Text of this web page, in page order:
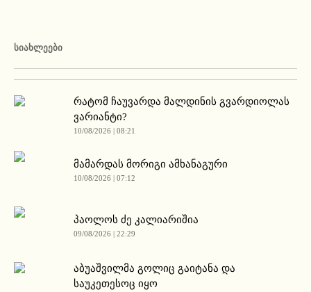
ᲡᲘᲐᲮᲚᲔᲔᲑᲘ
რატომ ჩაუვარდა მალდინის გვარდიოლას
ვარიანტი?
10/08/2026 | 08:21
მამარდას მორიგი ამხანაგური
10/08/2026 | 07:12
პაოლოს ძე კალიარიშია
09/08/2026 | 22:29
აბუაშვილმა გოლიც გაიტანა და
საუკეთესოც იყო